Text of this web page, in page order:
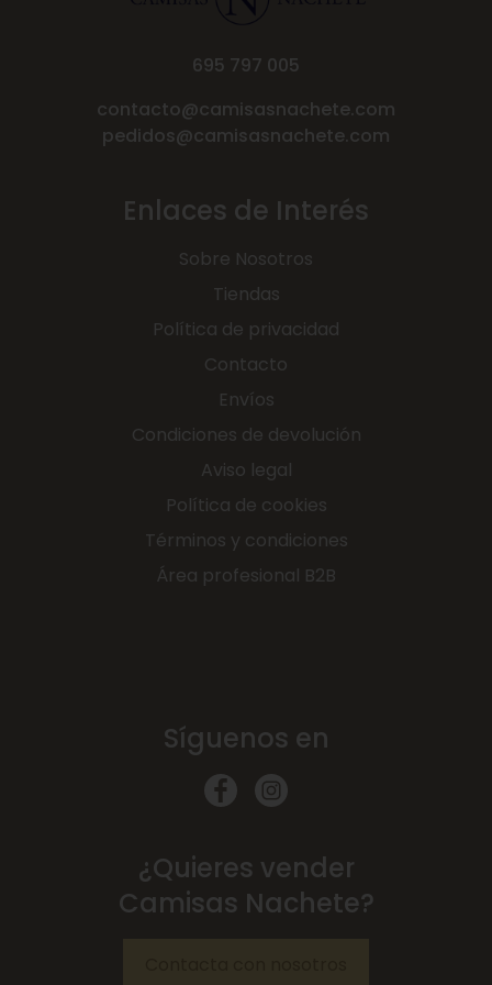
695 797 005
contacto@camisasnachete.com
pedidos@camisasnachete.com
Enlaces de Interés
Sobre Nosotros
Tiendas
Política de privacidad
Contacto
Envíos
Condiciones de devolución
Aviso legal
Política de cookies
Términos y condiciones
Área profesional B2B
Síguenos en
¿Quieres vender
Camisas Nachete?